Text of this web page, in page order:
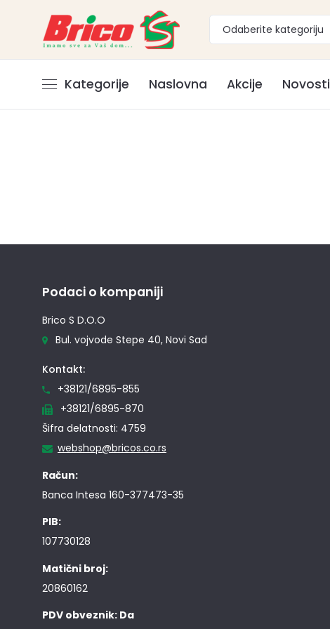
Odaberite kategoriju
Kategorije Naslovna Akcije Novosti
Podaci o kompaniji
Brico S D.O.O
Bul. vojvode Stepe 40, Novi Sad
Kontakt:
+38121/6895-855
+38121/6895-870
Šifra delatnosti: 4759
webshop@bricos.co.rs
Račun:
Banca Intesa 160-377473-35
PIB:
107730128
Matični broj:
20860162
PDV obveznik: Da